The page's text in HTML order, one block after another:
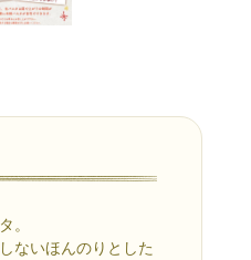
。
ないほんのりとした